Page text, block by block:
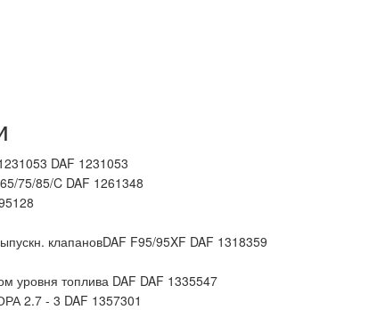
DAF 1231053
85/C DAF 1261348
клапановDAF F95/95XF DAF 1318359
уровня топлива DAF DAF 1335547
2.7 - 3 DAF 1357301